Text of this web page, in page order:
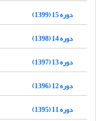
دوره 15 (1399)
دوره 14 (1398)
دوره 13 (1397)
دوره 12 (1396)
دوره 11 (1395)